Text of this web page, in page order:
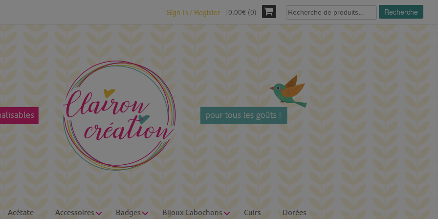
Sign In / Register 0.00€ (0)
Recherche
pour :
Recherche
Acétate Accessoires Badges Bijoux Cabochons Cuirs Dorées